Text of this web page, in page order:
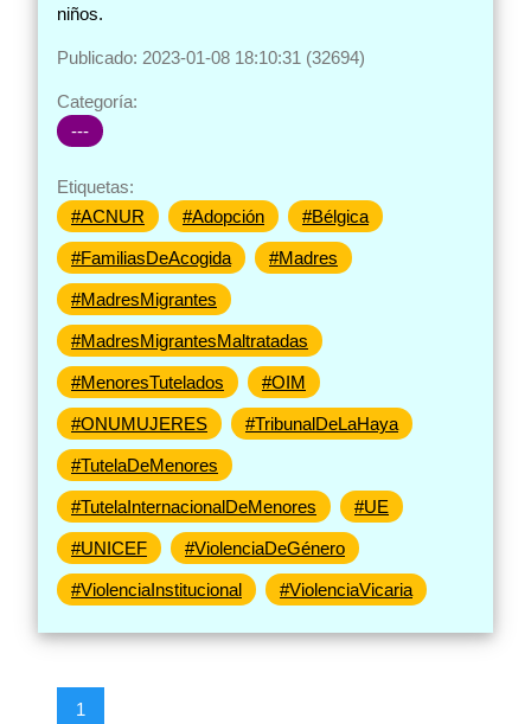
niños.
Publicado: 2023-01-08 18:10:31 (32694)
Categoría:
---
Etiquetas:
#ACNUR
#Adopción #Bélgica
#FamiliasDeAcogida #Madres
#MadresMigrantes
#MadresMigrantesMaltratadas
#MenoresTutelados #OIM
#ONUMUJERES #TribunalDeLaHaya
#TutelaDeMenores
#TutelaInternacionalDeMenores #UE
#UNICEF #ViolenciaDeGénero
#ViolenciaInstitucional #ViolenciaVicaria
1